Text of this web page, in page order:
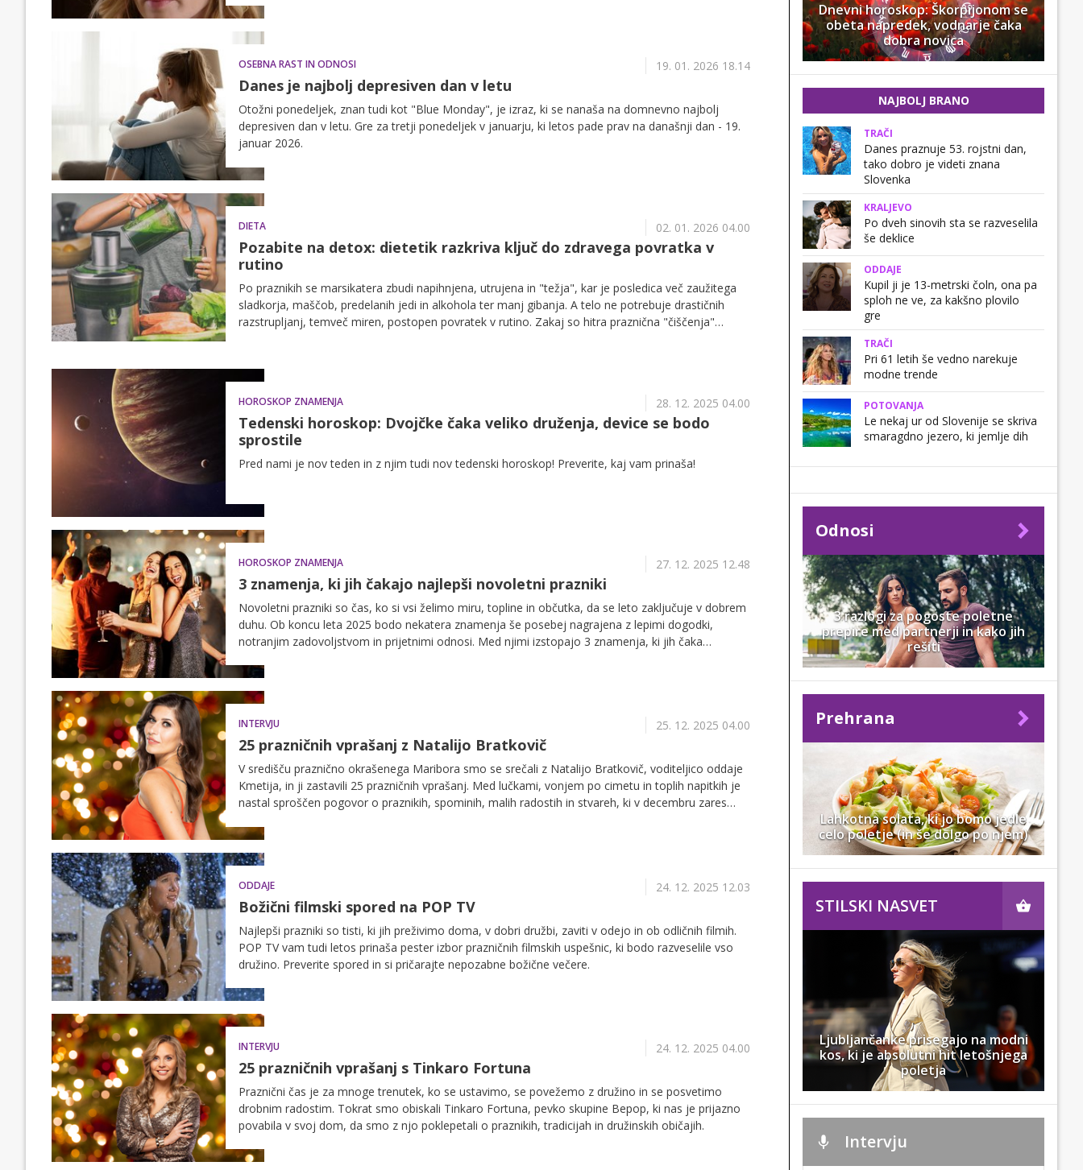
OSEBNA RAST IN ODNOSI 19. 01. 2026 18.14
Danes je najbolj depresiven dan v letu
Otožni ponedeljek, znan tudi kot "Blue Monday", je izraz, ki se nanaša na domnevno najbolj
depresiven dan v letu. Gre za tretji ponedeljek v januarju, ki letos pade prav na današnji dan - 19.
januar 2026.
DIETA 02. 01. 2026 04.00
Pozabite na detox: dietetik razkriva ključ do zdravega povratka v
rutino
Po praznikih se marsikatera zbudi napihnjena, utrujena in "težja", kar je posledica več zaužitega
sladkorja, maščob, predelanih jedi in alkohola ter manj gibanja. A telo ne potrebuje drastičnih
razstrupljanj, temveč miren, postopen povratek v rutino. Zakaj so hitra praznična "čiščenja"
HOROSKOP ZNAMENJA 28. 12. 2025 04.00
Tedenski horoskop: Dvojčke čaka veliko druženja, device se bodo
sprostile
Pred nami je nov teden in z njim tudi nov tedenski horoskop! Preverite, kaj vam prinaša!
HOROSKOP ZNAMENJA 27. 12. 2025 12.48
3 znamenja, ki jih čakajo najlepši novoletni prazniki
Novoletni prazniki so čas, ko si vsi želimo miru, topline in občutka, da se leto zaključuje v dobrem
duhu. Ob koncu leta 2025 bodo nekatera znamenja še posebej nagrajena z lepimi dogodki,
notranjim zadovoljstvom in prijetnimi odnosi. Med njimi izstopajo 3 znamenja, ki jih čaka
INTERVJU 25. 12. 2025 04.00
25 prazničnih vprašanj z Natalijo Bratkovič
V središču praznično okrašenega Maribora smo se srečali z Natalijo Bratkovič, voditeljico oddaje
Kmetija, in ji zastavili 25 prazničnih vprašanj. Med lučkami, vonjem po cimetu in toplih napitkih je
nastal sproščen pogovor o praznikih, spominih, malih radostih in stvareh, ki v decembru zares
ODDAJE 24. 12. 2025 12.03
Božični filmski spored na POP TV
Najlepši prazniki so tisti, ki jih preživimo doma, v dobri družbi, zaviti v odejo in ob odličnih filmih.
POP TV vam tudi letos prinaša pester izbor prazničnih filmskih uspešnic, ki bodo razveselile vso
družino. Preverite spored in si pričarajte nepozabne božične večere.
INTERVJU 24. 12. 2025 04.00
25 prazničnih vprašanj s Tinkaro Fortuna
Praznični čas je za mnoge trenutek, ko se ustavimo, se povežemo z družino in se posvetimo
drobnim radostim. Tokrat smo obiskali Tinkaro Fortuna, pevko skupine Bepop, ki nas je prijazno
povabila v svoj dom, da smo z njo poklepetali o praznikih, tradicijah in družinskih običajih.
Dnevni horoskop: Škorpijonom se
obeta napredek, vodnarje čaka
dobra novica
NAJBOLJ BRANO
TRAČI
Danes praznuje 53. rojstni dan,
tako dobro je videti znana
Slovenka
KRALJEVO
Po dveh sinovih sta se razveselila
še deklice
ODDAJE
Kupil ji je 13-metrski čoln, ona pa
sploh ne ve, za kakšno plovilo
gre
TRAČI
Pri 61 letih še vedno narekuje
modne trende
POTOVANJA
Le nekaj ur od Slovenije se skriva
smaragdno jezero, ki jemlje dih
Odnosi
3 razlogi za pogoste poletne
prepire med partnerji in kako jih
rešiti
Prehrana
Lahkotna solata, ki jo bomo jedle
celo poletje (in še dolgo po njem)
STILSKI NASVET
Ljubljančanke prisegajo na modni
kos, ki je absolutni hit letošnjega
poletja
Intervju